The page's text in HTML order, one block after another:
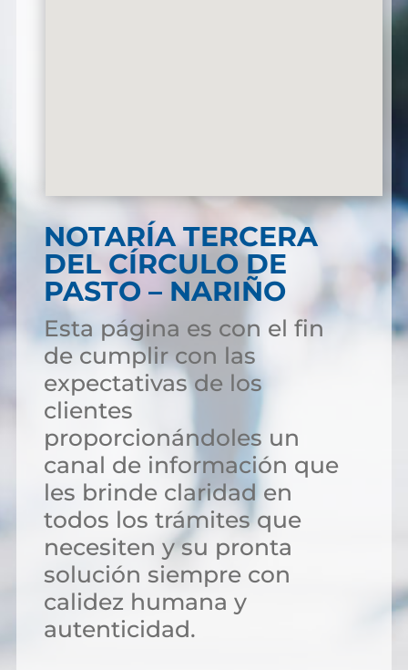
NOTARÍA TERCERA
DEL CÍRCULO DE
PASTO – NARIÑO
Esta página es con el fin
de cumplir con las
expectativas de los
clientes
proporcionándoles un
canal de información que
les brinde claridad en
todos los trámites que
necesiten y su pronta
solución siempre con
calidez humana y
autenticidad.